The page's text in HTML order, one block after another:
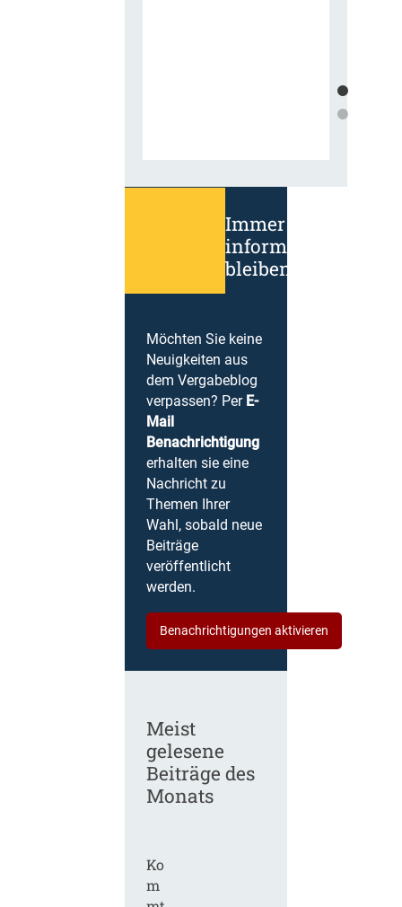
Immer
informiert
bleiben!
Möchten Sie keine
Neuigkeiten aus
dem Vergabeblog
verpassen? Per E-
Mail
Benachrichtigung
erhalten sie eine
Nachricht zu
Themen Ihrer
Wahl, sobald neue
Beiträge
veröffentlicht
werden.
Benachrichtigungen aktivieren
Meist
gelesene
Beiträge des
Monats
Ko
m